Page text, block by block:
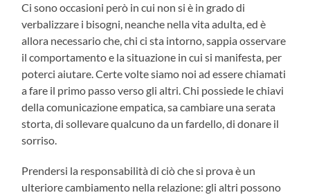
Ci sono occasioni però in cui non si è in grado di
verbalizzare i bisogni, neanche nella vita adulta, ed è
allora necessario che, chi ci sta intorno, sappia osservare
il comportamento e la situazione in cui si manifesta, per
poterci aiutare. Certe volte siamo noi ad essere chiamati
a fare il primo passo verso gli altri. Chi possiede le chiavi
della comunicazione empatica, sa cambiare una serata
storta, di sollevare qualcuno da un fardello, di donare il
sorriso.
Prendersi la responsabilità di ciò che si prova è un
ulteriore cambiamento nella relazione: gli altri possono